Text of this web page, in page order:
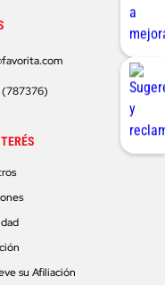
(787376)
su Afiliación